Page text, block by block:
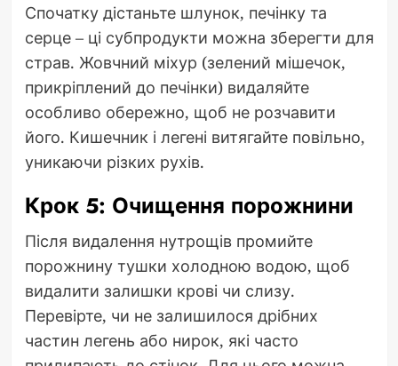
Спочатку дістаньте шлунок, печінку та
серце – ці субпродукти можна зберегти для
страв. Жовчний міхур (зелений мішечок,
прикріплений до печінки) видаляйте
особливо обережно, щоб не розчавити
його. Кишечник і легені витягайте повільно,
уникаючи різких рухів.
Крок 5: Очищення порожнини
Після видалення нутрощів промийте
порожнину тушки холодною водою, щоб
видалити залишки крові чи слизу.
Перевірте, чи не залишилося дрібних
частин легень або нирок, які часто